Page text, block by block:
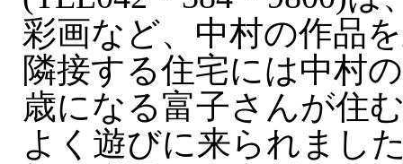
彩画など、中村の作品
隣接する住宅には中村
歳になる富子さんが住
よく遊びに来られまし